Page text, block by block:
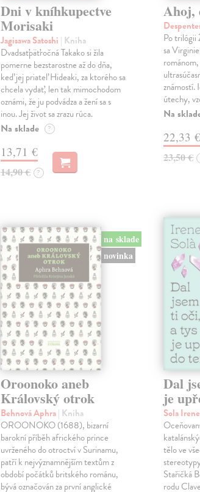
Dni v kníhkupectve
Morisaki
Jagisawa Satoshi | Kniha
Dvadsaťpäťročná Takako si žila
pomerne bezstarostne až do dňa,
keď jej priateľ Hideaki, za ktorého sa
chcela vydať, len tak mimochodom
oznámi, že ju podvádza a žení sa s
inou. Jej život sa zrazu rúca.
Na sklade ?
13,71 €
14,90 € ?
Ahoj,
Po trilógii
sa
známostí.
útechy,
Na
22,33 €
23,50 €
na sklade
novinka
Oroonoko aneb
Královský otrok
Behnová Aphra| Kniha
OROONOKO (1688), bizarní
barokní příběh afrického prince
uvrženého do otroctví v Surinamu,
patří k nejvýznamnějším textům z
období počátků britského románu,
bývá označován za první anglické
Dal
je
Sola Irene
tělo ve
Stařičká
rodu